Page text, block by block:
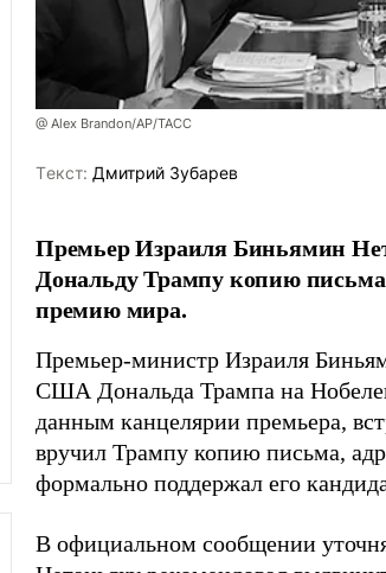
@ Alex Brandon/AP/ТАСС
Tекст: Дмитрий Зубарев
Премьер Израиля Биньямин
Дональду Трампу копию
премию мира.
Премьер-министр Израиля
США Дональда Трампа на
данным канцелярии премьера,
вручил Трампу копию письма,
формально поддержал его
В официальном сообщении